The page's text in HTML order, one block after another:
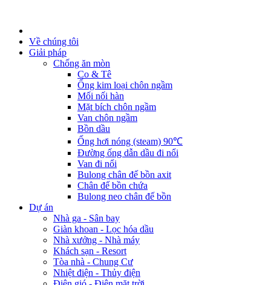
Về chúng tôi
Giải pháp
Chống ăn mòn
Co & Tê
Ống kim loại chôn ngầm
Mối nối hàn
Mặt bích chôn ngầm
Van chôn ngầm
Bồn dầu
Ống hơi nóng (steam) 90℃
Đường ống dẫn dầu đi nổi
Van đi nổi
Bulong chân đế bồn axit
Chân đế bồn chứa
Bulong neo chân đế bồn
Dự án
Nhà ga - Sân bay
Giàn khoan - Lọc hóa dầu
Nhà xưởng - Nhà máy
Khách sạn - Resort
Tòa nhà - Chung Cư
Nhiệt điện - Thủy điện